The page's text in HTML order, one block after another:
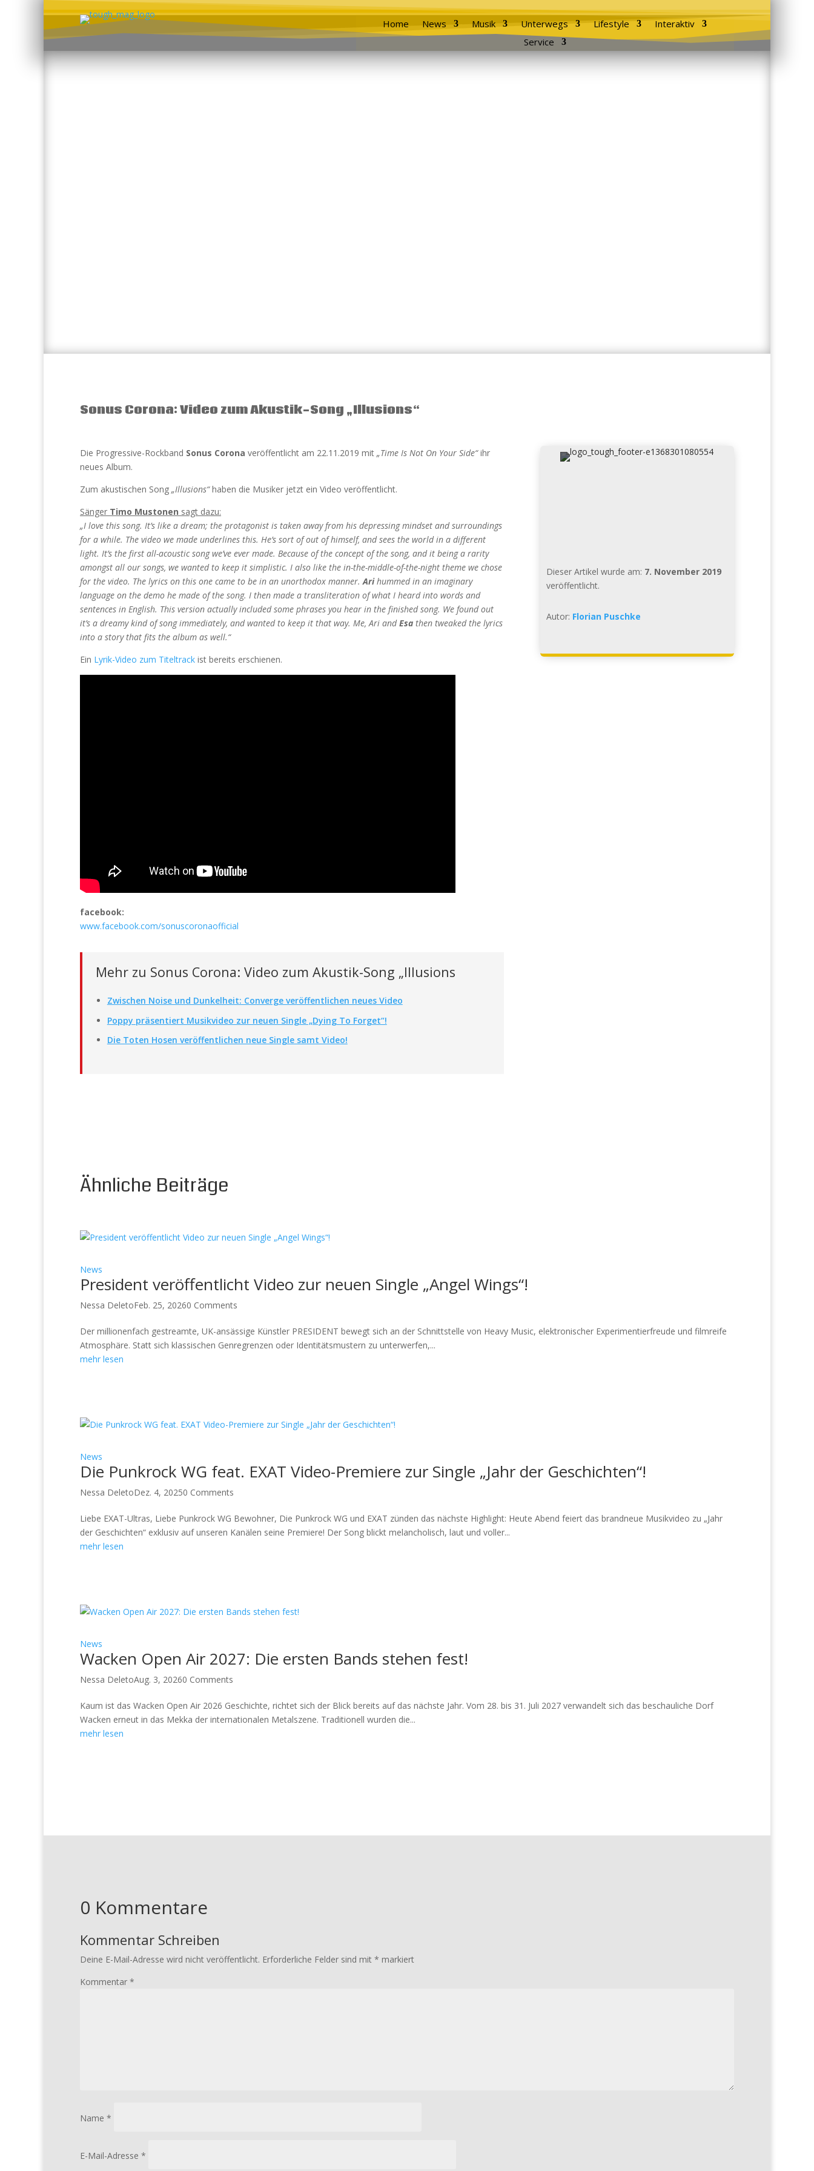
Home News Musik Unterwegs Lifestyle
Interaktiv
Service
Sonus Corona: Video zum Akustik-Song „Illusions“
Die Progressive-Rockband Sonus Corona veröffentlicht am 22.11.2019 mit „Time Is Not On Your Side“ihr
neues Album.
Zum akustischen Song „Illusions“haben die Musiker jetzt ein Video veröffentlicht.
Sänger Timo Mustonen sagt dazu:
„I love this song. It’s like a dream; the protagonist is taken away from his depressing mindset and surroundings
for a while. The video we made underlines this. He’s sort of out of himself, and sees the world in a different
light. It’s the first all-acoustic song we’ve ever made. Because of the concept of the song, and it being a rarity
amongst all our songs, we wanted to keep it simplistic. I also like the in-the-middle-of-the-night theme we chose
for the video. The lyrics on this one came to be in an unorthodox manner.Arihummed in an imaginary
language on the demo he made of the song. I then made a transliteration of what I heard into words and
sentences in English. This version actually included some phrases you hear in the finished song. We found out
it’s a dreamy kind of song immediately, and wanted to keep it that way. Me, Ari andEsa then tweaked the lyrics
into a story that fits the album as well.“
Ein Lyrik-Video zum Titeltrack ist bereits erschienen.
facebook:
www.facebook.com/sonuscoronaofficial
Mehr zu Sonus Corona: Video zum Akustik-Song „Illusions
Zwischen Noise und Dunkelheit: Converge veröffentlichen neues Video
Poppy präsentiert Musikvideo zur neuen Single „Dying To Forget“!
Die Toten Hosen veröffentlichen neue Single samt Video!
Dieser Artikel wurde am: 7. November 2019
veröffentlicht.
Autor: Florian Puschke
Ähnliche Beiträge
News
President veröffentlicht Video zur neuen Single „Angel Wings“!
Nessa DeletoFeb. 25, 20260 Comments
Der millionenfach gestreamte, UK-ansässige Künstler PRESIDENT bewegt sich an der Schnittstelle von Heavy Music, elektronischer Experimentierfreude und filmreife
Atmosphäre. Statt sich klassischen Genregrenzen oder Identitätsmustern zu unterwerfen,...
mehr lesen
News
Die Punkrock WG feat. EXAT Video-Premiere zur Single „Jahr der Geschichten“!
Nessa DeletoDez. 4, 20250 Comments
Liebe EXAT-Ultras, Liebe Punkrock WG Bewohner, Die Punkrock WG und EXAT zünden das nächste Highlight: Heute Abend feiert das brandneue Musikvideo zu „Jahr
der Geschichten“ exklusiv auf unseren Kanälen seine Premiere! Der Song blickt melancholisch, laut und voller...
mehr lesen
News
Wacken Open Air 2027: Die ersten Bands stehen fest!
Nessa DeletoAug. 3, 20260 Comments
Kaum ist das Wacken Open Air 2026 Geschichte, richtet sich der Blick bereits auf das nächste Jahr. Vom 28. bis 31. Juli 2027 verwandelt sich das beschauliche Dorf
Wacken erneut in das Mekka der internationalen Metalszene. Traditionell wurden die...
mehr lesen
0 Kommentare
Kommentar Schreiben
Deine E-Mail-Adresse wird nicht veröffentlicht. Erforderliche Felder sind mit * markiert
Kommentar *
Name *
E-Mail-Adresse *